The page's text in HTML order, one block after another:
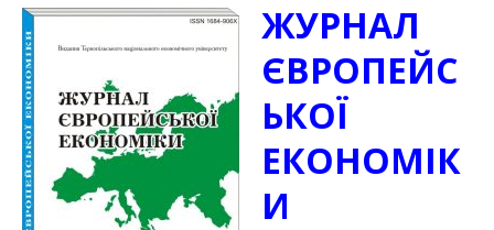
ЖУРНАЛ
ЄВРОПЕЙС
ЬКОЇ
ЕКОНОМІК
И